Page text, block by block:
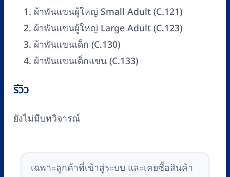
ผ้าพันแขนผู้ใหญ่ Small Adult (C.121)
ผ้าพันแขนผู้ใหญ่ Large Adult (C.123)
ผ้าพันแขนเด็ก (C.130)
ผ้าพันแขนเด็กแขน (C.133)
รีวิว
ยังไม่มีบทวิจารณ์
เฉพาะลูกค้าที่เข้าสู่ระบบ และเคยซื้อสินค้า